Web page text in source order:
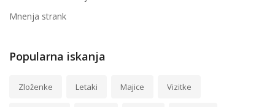
Mnenja strank
Popularna iskanja
Zloženke Letaki Majice Vizitke